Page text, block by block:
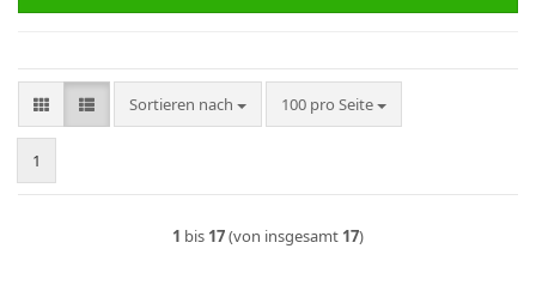
Sortieren nach
Sortieren nach 100 pro Seite
pro Seite
1
1 bis 17(von insgesamt 17)